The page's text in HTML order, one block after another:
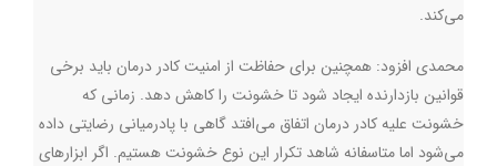
می‌کند.
محمدی افزود: همچنین برای حفاظت از امنیت کادر درمان باید برخی
قوانین بازدارنده ایجاد شود تا خشونت را کاهش دهد. زمانی که
خشونت علیه کادر درمان اتفاق می‌افتد گاهی با پادرمیانی رضایتی داده
می‌شود اما متاسفانه شاهد تکرار این نوع خشونت هستیم. اگر ابزارهای